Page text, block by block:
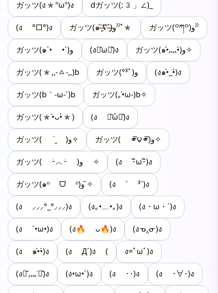
ガッツ(ง*ºωº)ง dガッツ(:3」∠)_
(ง °□°)ง ガッツ(๑˃̶͈̀∇˂̶͈́)و⁾⁾˚* ガッツ(꒪ཀ꒪)و⁾⁾
ガッツ(๑`• •´)و (งꏿ᷄ωꏿ᷅)ง ガッツ(๑•̀灬•́)و✧
ガッツ(*,,-ㅿ-,,)b ガッツ(°³ﾟ)و (ง๑•̀_•́)ง
ガッツ(b｀-ω-´)b ガッツ(｡•̀ω-)b✧
ガッツ(*•̀ᴗ•́*) (ง ･᷅ὢ･᷄)ง
ガッツ( ‎¨̮ )و✧ ガッツ( ⚭̿౪⚭̿)و✧
ガッツ( ｰ̀︿ｰ́ )و ✧ (ง ･ิω･ิ)ง
ガッツ(๑ᵒ ᗜ ᵒ)و ̑✧ (ง ˃ ³˂)ง
(ง ⸝⸝⸝°_°⸝⸝⸝)ง (ง｡•﹏•｡)ง (ง・ω・´)ง
(ง ´•ω•)ง (ง🔥 ᴗ🔥)ง (งᓀ‸ᓂ)ง
(ง ๑•̀•́)ง (ง Д´)ง ( ง=ﾟωﾟ)ง
(งꏿ᷄˙灬˙ꏿ᷅)ง (ง•ω•´)ง (ง ･･)ง (ง ･∀･)ง